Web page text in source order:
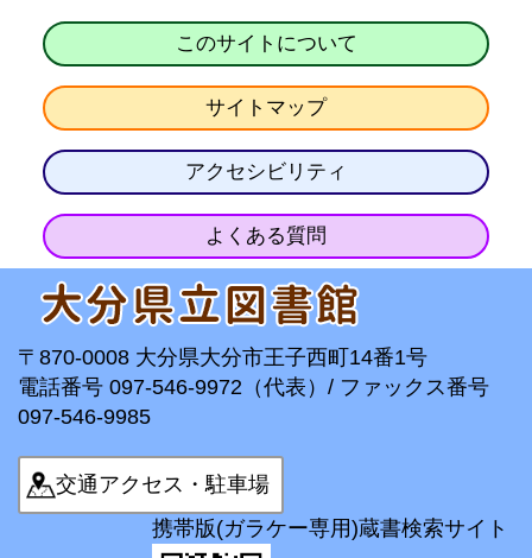
このサイトについて
サイトマップ
アクセシビリティ
よくある質問
〒870-0008 大分県大分市王子西町14番1号
電話番号 097-546-9972（代表）/ ファックス番号
097-546-9985
交通アクセス・駐車場
携帯版(ガラケー専用)蔵書検索サイト